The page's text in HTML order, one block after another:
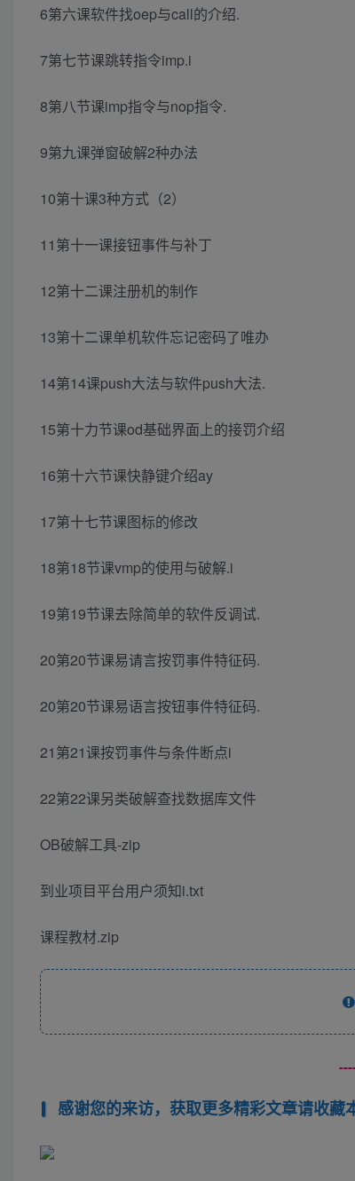
6第六课软件找oep与call的介绍.
7第七节课跳转指令imp.i
8第八节课imp指令与nop指令.
9第九课弹窗破解2种办法
10第十课3种方式（2）
11第十一课接钮事件与补丁
12第十二课注册机的制作
13第十二课单机软件忘记密码了唯办
14第14课push大法与软件push大法.
15第十力节课od基础界面上的接罚介绍
16第十六节课快静键介绍ay
17第十七节课图标的修改
18第18节课vmp的使用与破解.i
19第19节课去除简单的软件反调试.
20第20节课易请言按罚事件特征码.
20第20节课易语言按钮事件特征码.
21第21课按罚事件与条件断点i
22第22课另类破解查找数据库文件
OB破解工具-zip
到业项目平台用户须知i.txt
课程教材.zip
感谢您的来访，获取更多精彩文章请收藏